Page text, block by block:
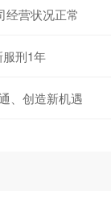
经营状况正常
刑1年
、创造新机遇